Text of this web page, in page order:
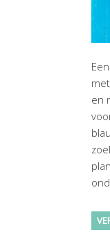
en